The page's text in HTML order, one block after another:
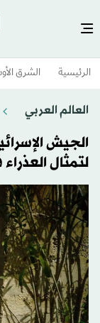
الرئيسية الشرق
العالم العربي
الجيش
لتمثال